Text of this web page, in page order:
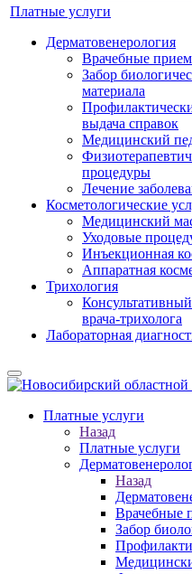
Платные услуги
Дерматовенерология
Врачебные
Забор
материала
выдача справок
Медицинский
процедуры
Лечение
Косметологические
Медицинский
Уходовые
Инъекционная
Аппаратная
Трихология
врача-трихолога
Лабораторная
Платные услуги
Назад
Платные услуги
Назад
Врачебные
Забор